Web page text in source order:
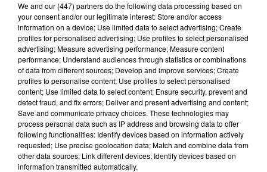
Lecture (4 min 10 sec)
100%
We and our (447) partnersdo the following data processing based on
your consent and/or our legitimate interest: Store and/or access
information on a device; Use limited data to select advertising; Create
profiles for personalised advertising; Use profiles to select personalised
advertising; Measure advertising performance; Measure content
performance; Understand audiences through statistics or combinations
of data from different sources; Develop and improve services; Create
profiles to personalise content; Use profiles to select personalised
content; Use limited data to select content; Ensure security, prevent and
detect fraud, and fix errors; Deliver and present advertising and content;
Save and communicate privacy choices. These technologies may
process personal data such as IP address and browsing data to offer
following functionalities: Identify devices based on information actively
requested; Use precise geolocation data; Match and combine data from
other data sources; Link different devices; Identify devices based on
information transmitted automatically.